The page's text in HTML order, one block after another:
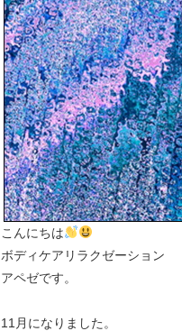
こんにちは
ボディケアリラクゼーション
アペゼです。
11月になりました。